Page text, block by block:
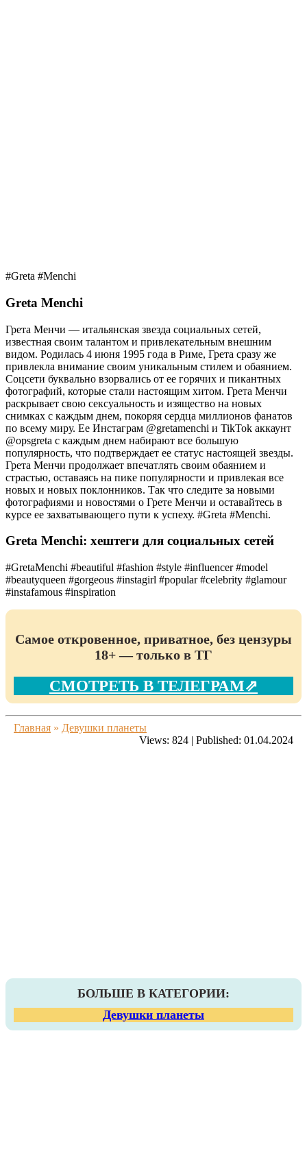
#Greta #Menchi
Greta Menchi
Грета Менчи — итальянская звезда социальных сетей,
известная своим талантом и привлекательным внешним
видом. Родилась 4 июня 1995 года в Риме, Грета сразу же
привлекла внимание своим уникальным стилем и обаянием.
Соцсети буквально взорвались от ее горячих и пикантных
фотографий, которые стали настоящим хитом. Грета Менчи
раскрывает свою сексуальность и изящество на новых
снимках с каждым днем, покоряя сердца миллионов фанатов
по всему миру. Ее Инстаграм @gretamenchi и TikTok аккаунт
@opsgreta с каждым днем набирают все большую
популярность, что подтверждает ее статус настоящей звезды.
Грета Менчи продолжает впечатлять своим обаянием и
страстью, оставаясь на пике популярности и привлекая все
новых и новых поклонников. Так что следите за новыми
фотографиями и новостями о Грете Менчи и оставайтесь в
курсе ее захватывающего пути к успеху. #Greta #Menchi.
Greta Menchi: хештеги для социальных сетей
#GretaMenchi #beautiful #fashion #style #influencer #model
#beautyqueen #gorgeous #instagirl #popular #celebrity #glamour
#instafamous #inspiration
Самое откровенное, приватное, без цензуры
18+ — только в ТГ
СМОТРЕТЬ В ТЕЛЕГРАМ⇗
Главная » Девушки планеты
Views: 824 | Published: 01.04.2024
БОЛЬШЕ В КАТЕГОРИИ:
Девушки планеты